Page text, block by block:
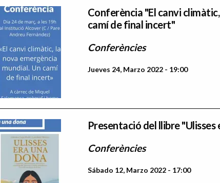
Conferència "El canvi
camí de final incert"
Conferències
Jueves 24, Marzo 2022 - 19:00
Presentació del llibre "Ulisses
Conferències
Sábado 12, Marzo 2022 - 17:00